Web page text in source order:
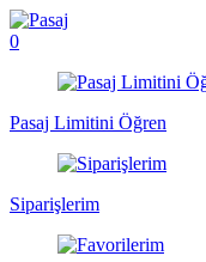
0
Pasaj Limitini Öğren
Siparişlerim